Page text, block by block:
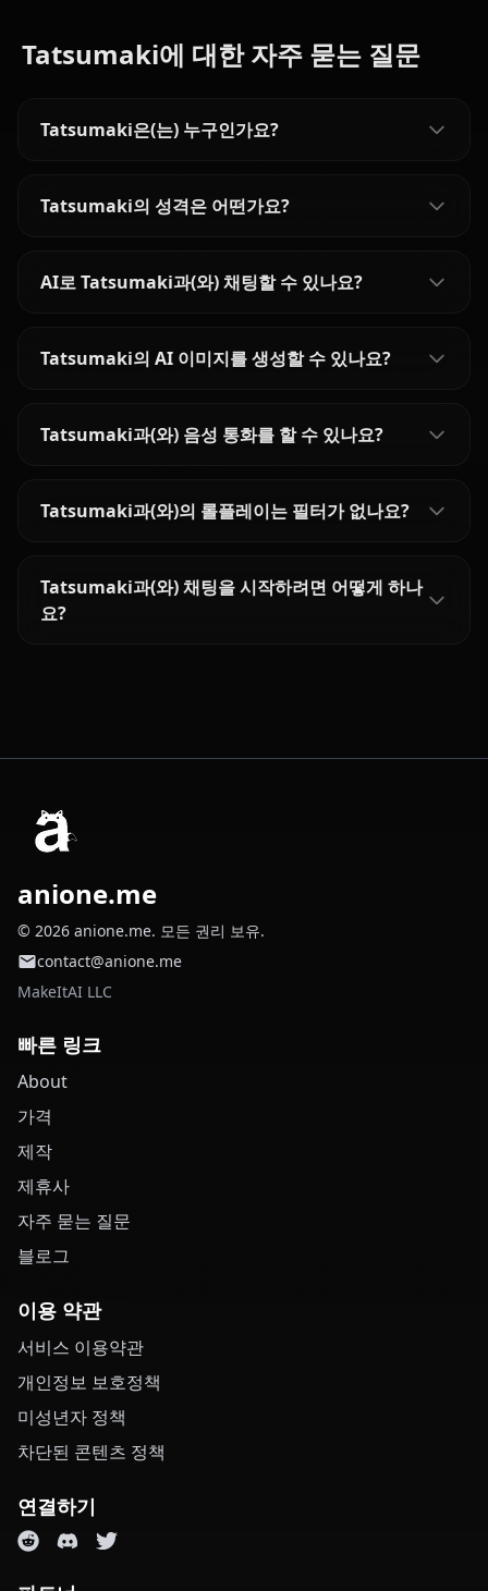
Tatsumaki에 대한 자주 묻는 질문
Tatsumaki은(는) 누구인가요?
Tatsumaki의 성격은 어떤가요?
AI로 Tatsumaki과(와) 채팅할 수 있나요?
Tatsumaki의 AI 이미지를 생성할 수 있나요?
Tatsumaki과(와) 음성 통화를 할 수 있나요?
Tatsumaki과(와)의 롤플레이는 필터가 없나요?
Tatsumaki과(와) 채팅을 시작하려면 어떻게 하나
요?
anione.me
© 2026 anione.me. 모든 권리 보유.
contact@anione.me
MakeItAI LLC
빠른 링크
About
가격
제작
제휴사
자주 묻는 질문
블로그
이용 약관
서비스 이용약관
개인정보 보호정책
미성년자 정책
차단된 콘텐츠 정책
연결하기